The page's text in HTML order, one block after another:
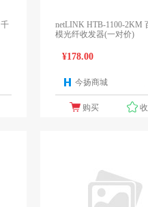
netLINK HTB-1100-2KM
模光纤收发器(一对价)
¥178.00
今扬商城
购买